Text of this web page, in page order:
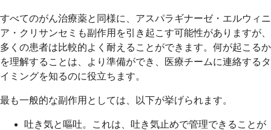
すべてのがん治療薬と同様に、アスパラギナーゼ・エルウィニ
ア・クリサンセミも副作用を引き起こす可能性がありますが、
多くの患者は比較的よく耐えることができます。何が起こるか
を理解することは、より準備ができ、医療チームに連絡するタ
イミングを知るのに役立ちます。
最も一般的な副作用としては、以下が挙げられます。
吐き気と嘔吐。これは、吐き気止めで管理できることが